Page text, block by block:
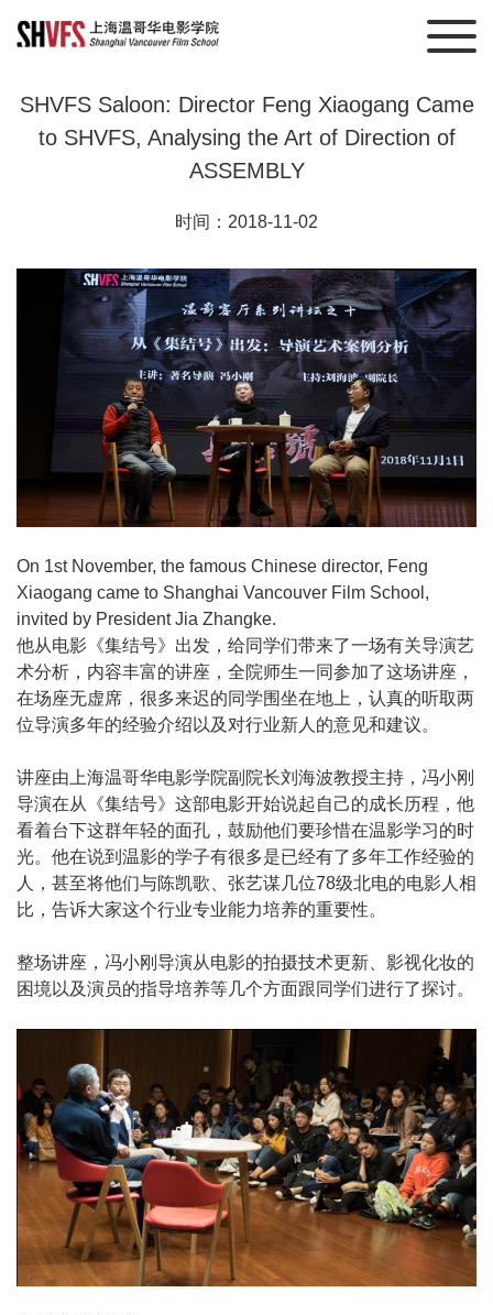
SHVFS Saloon: Director Feng Xiaogang Came
to SHVFS, Analysing the Art of Direction of
ASSEMBLY
时间：2018-11-02
On 1st November, the famous Chinese director, Feng
Xiaogang came to Shanghai Vancouver Film School,
invited by President Jia Zhangke.
他从电影《集结号》出发，给同学们带来了一场有关导演艺
术分析，内容丰富的讲座，全院师生一同参加了这场讲座，
在场座无虚席，很多来迟的同学围坐在地上，认真的听取两
位导演多年的经验介绍以及对行业新人的意见和建议。
讲座由上海温哥华电影学院副院长刘海波教授主持，冯小刚
导演在从《集结号》这部电影开始说起自己的成长历程，他
看着台下这群年轻的面孔，鼓励他们要珍惜在温影学习的时
光。他在说到温影的学子有很多是已经有了多年工作经验的
人，甚至将他们与陈凯歌、张艺谋几位78级北电的电影人相
比，告诉大家这个行业专业能力培养的重要性。
整场讲座，冯小刚导演从电影的拍摄技术更新、影视化妆的
困境以及演员的指导培养等几个方面跟同学们进行了探讨。